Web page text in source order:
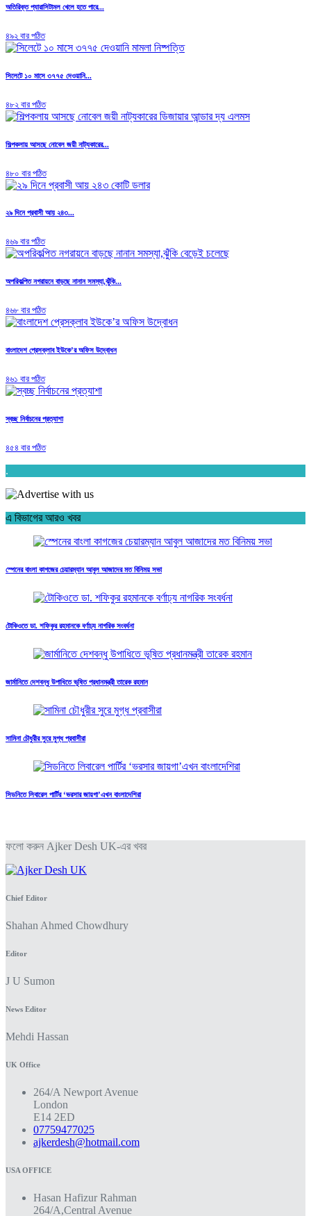
অতিরিক্ত প্যারাসিটামল খেলে হতে পারে...
৪৯২ বার পঠিত
সিলেটে ১০ মাসে ৩৭৭৫ দেওয়ানি...
৪৮২ বার পঠিত
শিল্পকলায় আসছে নোবেল জয়ী নাট্যকারের...
৪৮০ বার পঠিত
২৯ দিনে প্রবাসী আয় ২৪৩...
৪৬৯ বার পঠিত
অপরিকল্পিত নগরায়নে বাড়ছে নানান সমস্যা,ঝুঁকি...
৪৬৮ বার পঠিত
বাংলাদেশ প্রেসক্লাব ইউকে’র অফিস উদ্বোধন
৪৬১ বার পঠিত
স্বচ্ছ নির্বাচনের প্রত্যাশা
৪৫৪ বার পঠিত
.
এ বিভাগের আরও খবর
স্পেনের বাংলা কাগজের চেয়ারম্যান আবুল আজাদের মত বিনিময় সভা
টোকিওতে ডা. শফিকুর রহমানকে বর্ণাঢ্য নাগরিক সংবর্ধনা
জার্মানিতে দেশবন্ধু উপাধিতে ভূষিত প্রধানমন্ত্রী তারেক রহমান
সামিনা চৌধুরীর সুরে মুগ্ধ প্রবাসীরা
সিডনিতে লিবারেল পার্টির ‘ভরসার জায়গা’এখন বাংলাদেশিরা
ফলো করুন Ajker Desh UK-এর খবর
Chief Editor
Shahan Ahmed Chowdhury
Editor
J U Sumon
News Editor
Mehdi Hassan
UK Office
264/A Newport Avenue
London
E14 2ED
07759477025
ajkerdesh@hotmail.com
USA OFFICE
Hasan Hafizur Rahman
264/A,Central Avenue